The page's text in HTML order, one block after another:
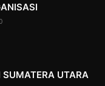
SUMATERA UTARA